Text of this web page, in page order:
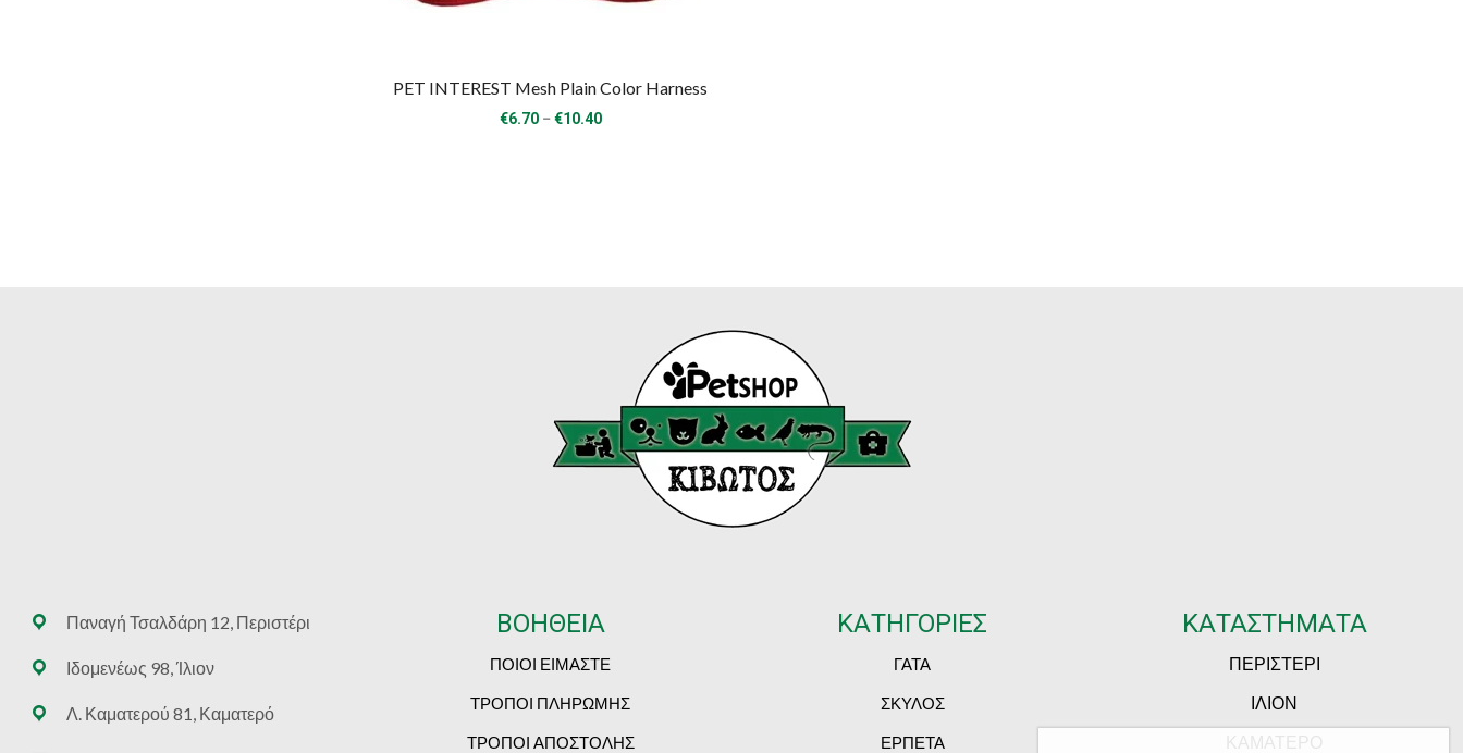
PET INTEREST Mesh Plain Color Harness
€6.70 – €10.40Price
Παναγή Τσαλδάρη 12, Περιστέρι
Ιδομενέως 98, Ίλιον
Λ. Καματερού 81, Καματερό
ΒΟΗΘΕΙΑ
ΠΟΙΟΙ ΕΙΜΑΣΤΕ
ΤΡΟΠΟΙ ΠΛΗΡΩΜΗΣ
ΤΡΟΠΟΙ ΑΠΟΣΤΟΛΗΣ
ΚΑΤΗΓΟΡΙΕΣ
ΓΑΤΑ
ΣΚΥΛΟΣ
ΕΡΠΕΤΑ
ΚΑΤΑΣΤΗΜΑΤΑ
ΠΕΡΙΣΤΕΡΙ
ΙΛΙΟΝ